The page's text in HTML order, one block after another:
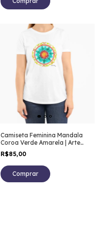
Camiseta Feminina Mandala
Coroa Verde Amarela | Arte
em Aquarela | 100% Algodão
R$85,00
Comprar